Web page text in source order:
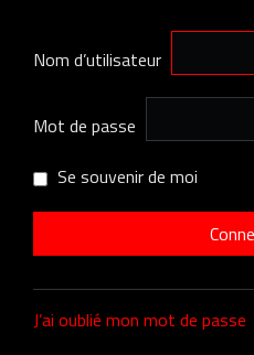
Nom d’utilisateur
Mot de passe
Se souvenir de moi
J’ai oublié mon mot de passe